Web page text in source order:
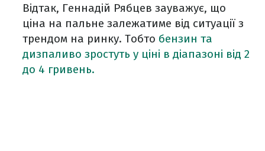
Відтак, Геннадій Рябцев зауважує, що
ціна на пальне залежатиме від ситуації з
трендом на ринку. Тобто бензин та
дизпаливо зростуть у ціні в діапазоні від 2
до 4 гривень.